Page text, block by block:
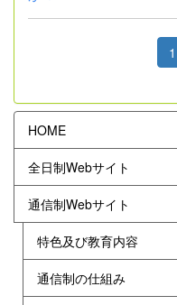
1
HOME
全日制Webサイト
通信制Webサイト
特色及び教育内容
通信制の仕組み